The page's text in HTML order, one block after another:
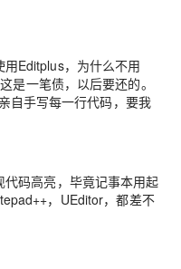
Editplus，为什么不用
是一笔债，以后要还的。
自手写每一行代码，要我
码高亮，毕竟记事本用起
，UEditor，都差不